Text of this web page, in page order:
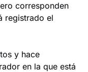
corresponden
registrado el
y hace
en la que está